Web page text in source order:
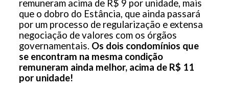
remuneram acima de R$ 9 por unidade, mais
que o dobro do Estância, que ainda passará
por um processo de regularização e extensa
negociação de valores com os órgãos
governamentais. Os dois condomínios que
se encontram na mesma condição
remuneram ainda melhor, acima de R$ 11
por unidade!